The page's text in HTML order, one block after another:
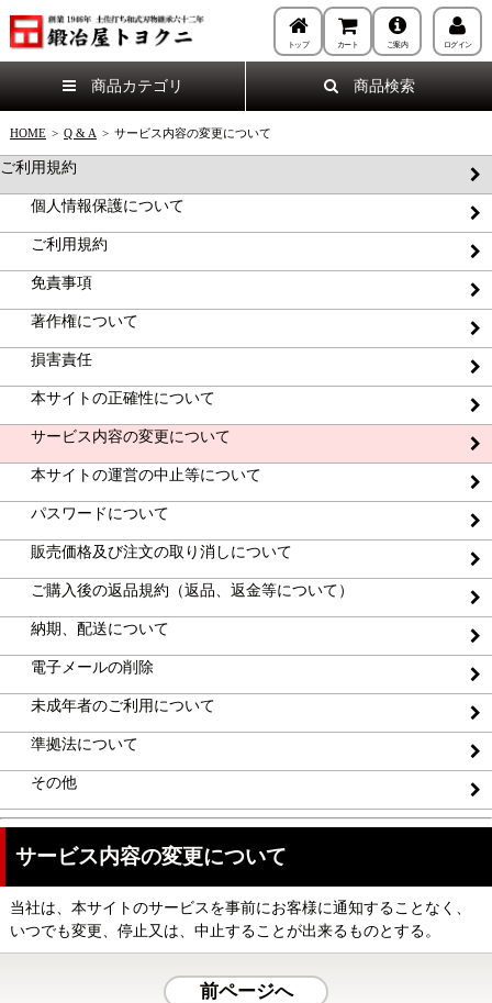
トップ カート ご案内 ログイン
商品カテゴリ 商品検索
HOME > Q & A > サービス内容の変更について
ご利用規約
個人情報保護について
ご利用規約
免責事項
著作権について
損害責任
本サイトの正確性について
サービス内容の変更について
本サイトの運営の中止等について
パスワードについて
販売価格及び注文の取り消しについて
ご購入後の返品規約（返品、返金等について）
納期、配送について
電子メールの削除
未成年者のご利用について
準拠法について
その他
サービス内容の変更について
当社は、本サイトのサービスを事前にお客様に通知することなく、
いつでも変更、停止又は、中止することが出来るものとする。
前ページへ